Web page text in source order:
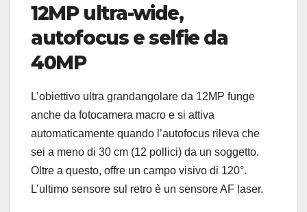
12MP ultra-wide,
autofocus e selfie da
40MP
L’obiettivo ultra grandangolare da 12MP funge
anche da fotocamera macro e si attiva
automaticamente quando l’autofocus rileva che
sei a meno di 30 cm (12 pollici) da un soggetto.
Oltre a questo, offre un campo visivo di 120°.
L’ultimo sensore sul retro è un sensore AF laser.